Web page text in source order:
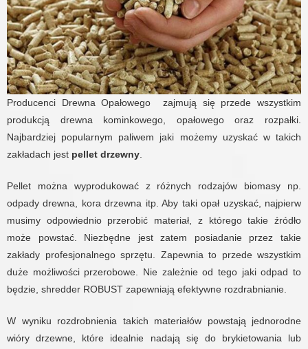
Producenci Drewna Opałowego zajmują się przede wszystkim
produkcją drewna kominkowego, opałowego oraz rozpałki.
Najbardziej popularnym paliwem jaki możemy uzyskać w takich
zakładach jest pellet drzewny
Pellet można wyprodukować z różnych rodzajów biomasy np.
odpady drewna, kora drzewna itp. Aby taki opał uzyskać, najpierw
musimy odpowiednio przerobić materiał, z którego takie źródło
może powstać. Niezbędne jest zatem posiadanie przez takie
zakłady profesjonalnego sprzętu. Zapewnia to przede wszystkim
duże możliwości przerobowe. Nie zależnie od tego jaki odpad to
będzie, shredder ROBUST zapewniają efektywne rozdrabnianie.
W wyniku rozdrobnienia takich materiałów powstają jednorodne
wióry drzewne, które idealnie nadają się do brykietowania lub